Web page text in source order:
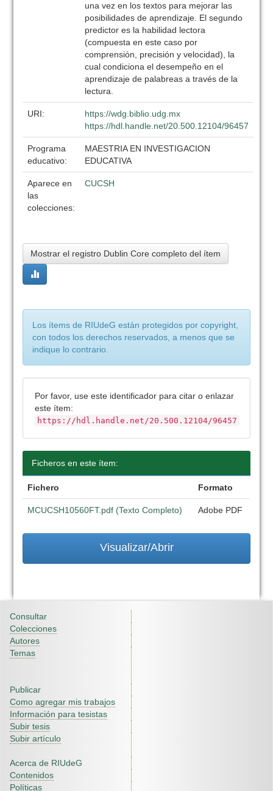
una vez en los textos para mejorar las
posibilidades de aprendizaje. El segundo
predictor es la habilidad lectora
(compuesta en este caso por
comprensión, precisión y velocidad), la
cual condiciona el desempeño en el
aprendizaje de palabreas a través de la
lectura.
URI:
https://wdg.biblio.udg.mx
https://hdl.handle.net/20.500.12104/96457
Programa
educativo:
MAESTRIA EN INVESTIGACION
EDUCATIVA
Aparece en
las
colecciones:
CUCSH
Mostrar el registro Dublin Core completo del ítem
Los ítems de RIUdeG están protegidos por copyright,
con todos los derechos reservados, a menos que se
indique lo contrario.
Por favor, use este identificador para citar o enlazar
este ítem:
https://hdl.handle.net/20.500.12104/96457
Ficheros en este ítem:
Fichero Formato
MCUCSH10560FT.pdf (Texto Completo) Adobe PDF
Visualizar/Abrir
Consultar
Colecciones
Autores
Temas
Publicar
Como agregar mis trabajos
Información para tesistas
Subir tesis
Subir artículo
Acerca de RIUdeG
Contenidos
Políticas